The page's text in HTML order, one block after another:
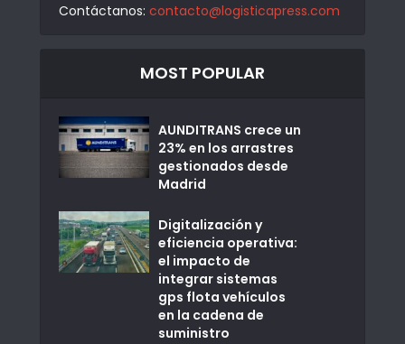
Contáctanos: contacto@logisticapress.com
MOST POPULAR
AUNDITRANS crece un
23% en los arrastres
gestionados desde
Madrid
Digitalización y
eficiencia operativa:
el impacto de
integrar sistemas
gps flota vehículos
en la cadena de
suministro